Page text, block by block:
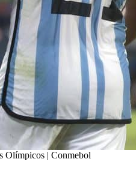
Olímpicos | Conmebol